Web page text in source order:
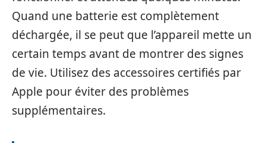
Quand une batterie est complètement
déchargée, il se peut que l’appareil mette un
certain temps avant de montrer des signes
de vie. Utilisez des accessoires certifiés par
Apple pour éviter des problèmes
supplémentaires.